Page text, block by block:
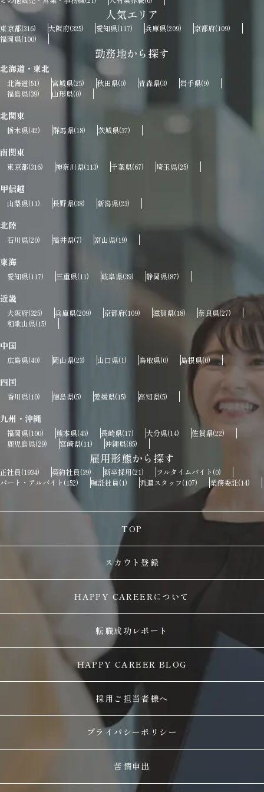
人気エリア
東京都(316) 大阪府(325) 愛知県(117) 兵庫県(209) 京都府(109)
福岡県(100)
勤務地から探す
北海道・東北
北海道(51) 宮城県(25) 秋田県(0) 青森県(3) 岩手県(9)
福島県(39) 山形県(0)
北関東
栃木県(42) 群馬県(18) 茨城県(37)
南関東
東京都(316) 神奈川県(113) 千葉県(67) 埼玉県(25)
甲信越
山梨県(11) 長野県(38) 新潟県(23)
北陸
石川県(20) 福井県(7) 富山県(19)
東海
愛知県(117) 三重県(11) 岐阜県(39) 静岡県(87)
近畿
大阪府(325) 兵庫県(209) 京都府(109) 滋賀県(18) 奈良県(27)
和歌山県(15)
中国
広島県(40) 岡山県(23) 山口県(1) 鳥取県(0) 島根県(0)
四国
香川県(10) 徳島県(5) 愛媛県(15) 高知県(5)
九州・沖縄
福岡県(100) 熊本県(45) 長崎県(17) 大分県(14) 佐賀県(22)
鹿児島県(29) 宮崎県(11) 沖縄県(85)
雇用形態から探す
正社員(1934) 契約社員(39) 新卒採用(21) フルタイムバイト (0)
パート・アルバイト (152) 嘱託社員(1) 派遣スタッフ(107) 業務委託(14)
TOP
スカウト登録
HAPPY CAREERについて
転職成功レポート
HAPPY CAREER BLOG
採用ご担当者様へ
プライバシーポリシー
苦情申出